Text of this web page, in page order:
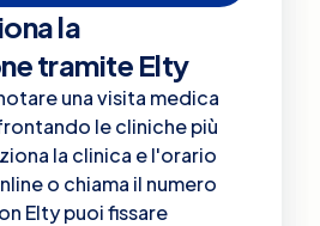
la
tramite Elty
una visita medica
le cliniche più
la clinica e l'orario
o chiama il numero
Elty puoi fissare